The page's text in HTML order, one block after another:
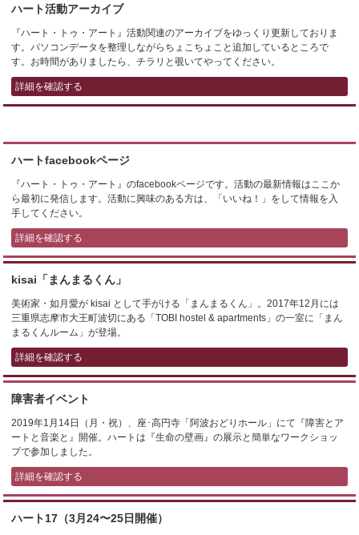
ハート活動アーカイブ
『ハート・トゥ・アート』活動関連のアーカイブをゆっくり更新しておりま
す。パソコンデータを整理しながらちょこちょこと追加しているところで
す。お時間がありましたら、チラリと覗いてやってください。
詳細を確認する
ハートfacebookページ
『ハート・トゥ・アート』のfacebookページです。活動の最新情報はここか
ら最初に発信します。活動に興味のある方は、「いいね！」をして情報を入
手してください。
詳細を確認する
kisai「まんまるくん」
美術家・如月愛が kisai として手がける「まんまるくん」。2017年12月には
三重県志摩市大王町波切にある「TOBI hostel & apartments」の一室に「まん
まるくんルーム」が登場。
詳細を確認する
障害者イベント
2019年1月14日（月・祝）、座･高円寺「阿波おどりホール」にて『障害とア
ートと音楽と』開催。ハートは『生命の壁画』の展示と簡単なワークショッ
プで参加しました。
詳細を確認する
ハート17（3月24〜25日開催）